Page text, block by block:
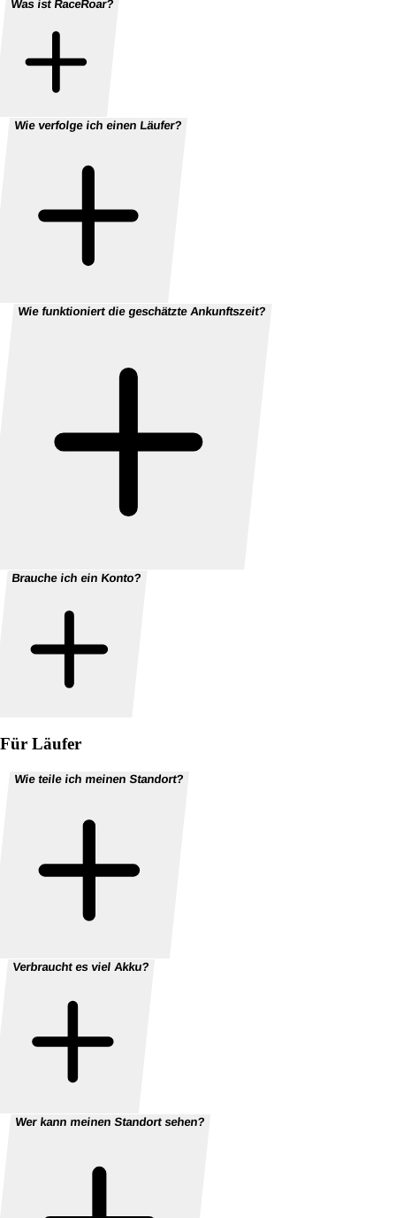
Was ist RaceRoar?
Wie verfolge ich einen Läufer?
Wie funktioniert die geschätzte Ankunftszeit?
Brauche ich ein Konto?
Für Läufer
Wie teile ich meinen Standort?
Verbraucht es viel Akku?
Wer kann meinen Standort sehen?